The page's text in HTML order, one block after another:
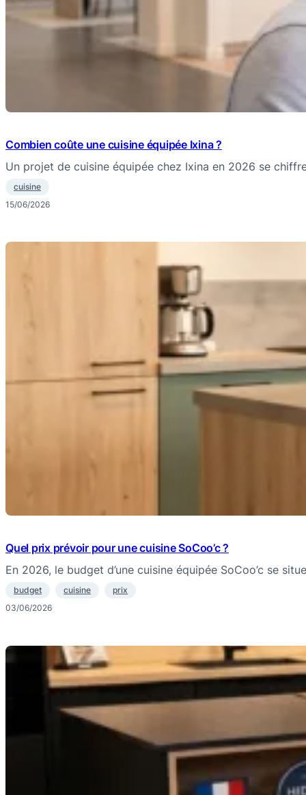
Combien coûte une cuisine équipée Ixina ?
Un projet de cuisine équipée chez Ixina en 2026 se
cuisine
15/06/2026
Quel prix prévoir pour une cuisine SoCoo’c ?
En 2026, le budget d’une cuisine équipée SoCoo’c se
budget cuisine
prix
03/06/2026